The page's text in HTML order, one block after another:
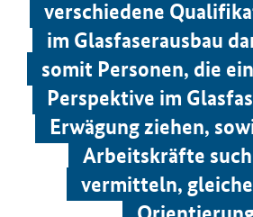
verschiedene
im Glasfaserausbau
somit Personen, die
Perspektive im
Erwägung ziehen,
Arbeitskräfte
vermitteln,